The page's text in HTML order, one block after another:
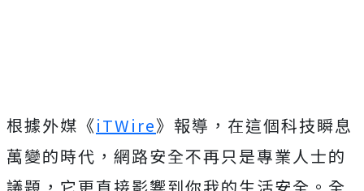
根據外媒《iTWire》報導，在這個科技瞬息
萬變的時代，網路安全不再只是專業人士的